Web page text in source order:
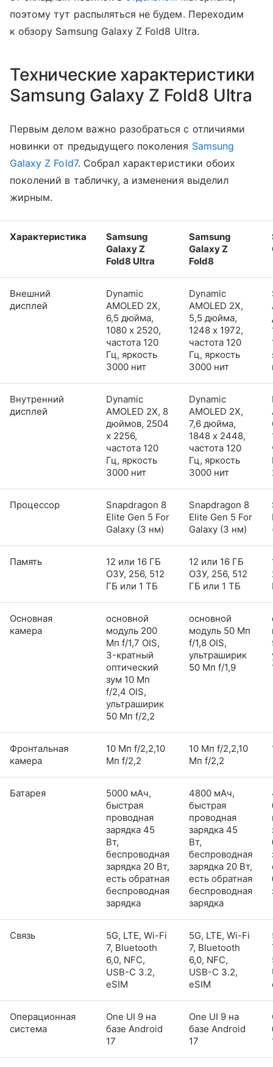
поэтому тут распыляться не будем. Переходим
к обзору Samsung Galaxy Z Fold8 Ultra.
Технические характеристики
Samsung Galaxy Z Fold8 Ultra
Первым делом важно разобраться с отличиями
новинки от предыдущего поколения Samsung
Galaxy Z Fold7. Собрал характеристики обоих
поколений в табличку, а изменения выделил
жирным.
Характеристика
Samsung
Galaxy Z
Fold8 Ultra
Samsung
Galaxy Z
Fold8
Внешний
дисплей
Dynamic
AMOLED 2X,
6,5 дюйма,
1080 x 2520,
частота 120
Гц, яркость
3000 нит
Dynamic
AMOLED 2X,
5,5 дюйма,
1248 x 1972,
частота 120
Гц, яркость
3000 нит
Внутренний
дисплей
Dynamic
AMOLED 2X, 8
дюймов, 2504
x 2256,
частота 120
Гц, яркость
3000 нит
Dynamic
AMOLED 2X,
7,6 дюйма,
1848 x 2448,
частота 120
Гц, яркость
3000 нит
Процессор
Snapdragon 8
Elite Gen 5 For
Galaxy (3 нм)
Snapdragon 8
Elite Gen 5 For
Galaxy (3 нм)
Память
12 или 16 ГБ
ОЗУ, 256, 512
ГБ или 1 ТБ
12 или 16 ГБ
ОЗУ, 256, 512
ГБ или 1 ТБ
Основная
камера
основной
модуль 200
Мп f/1,7 OIS,
3-кратный
оптический
зум 10 Мп
f/2,4 OIS,
ультраширик
50 Мп f/2,2
основной
модуль 50 Мп
f/1,8 OIS,
ультраширик
50 Мп f/1,9
Фронтальная
камера
10 Мп f/2,2,10
Мп f/2,2
10 Мп f/2,2,10
Мп f/2,2
Батарея
5000 мАч,
быстрая
проводная
зарядка 45
Вт,
беспроводная
зарядка 20 Вт,
есть обратная
беспроводная
зарядка
4800 мАч,
быстрая
проводная
зарядка 45
Вт,
беспроводная
зарядка 20 Вт,
есть обратная
беспроводная
зарядка
Связь
5G, LTE, Wi-Fi
7, Bluetooth
6,0, NFC,
USB-C 3.2,
eSIM
5G, LTE, Wi-Fi
7, Bluetooth
6,0, NFC,
USB-C 3.2,
eSIM
Операционная
система
One UI 9 на
базе Android
17
One UI 9 на
базе Android
17